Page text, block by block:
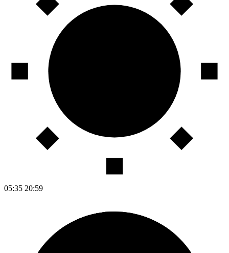
05:35 20:59